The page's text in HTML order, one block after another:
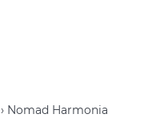
› Nomad Harmonia